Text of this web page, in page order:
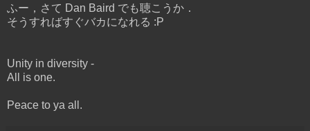
ふー，さて Dan Baird でも聴こうか．
そうすればすぐバカになれる :P
Unity in diversity -
All is one.
Peace to ya all.